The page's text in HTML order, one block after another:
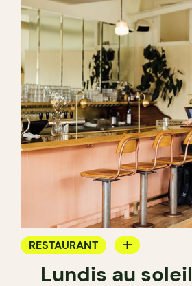
RESTAURANT
BAR À VIN
Lundis au soleil